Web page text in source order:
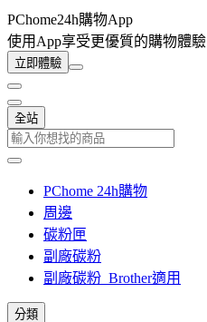
PChome24h購物App
使用App享受更優質的購物體驗
立即體驗
全站
PChome 24h購物
周邊
碳粉匣
副廠碳粉
副廠碳粉_Brother適用
分類